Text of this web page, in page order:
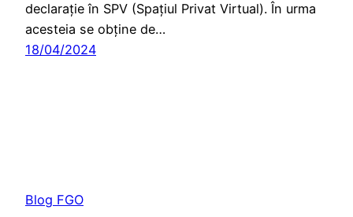
declarație în SPV (Spațiul Privat Virtual). În urma
acesteia se obține de…
18/04/2024
Blog FGO